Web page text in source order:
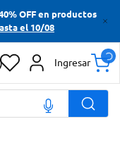
40% OFF en productos
el 10/08
Ingresar